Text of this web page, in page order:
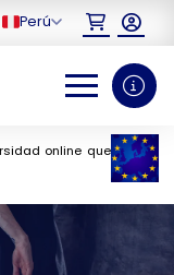
Perú
online que